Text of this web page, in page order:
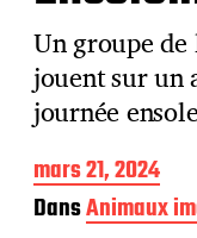
Un groupe
jouent sur un
journée
D
a
t
mars 21, 2024
DansAnimaux